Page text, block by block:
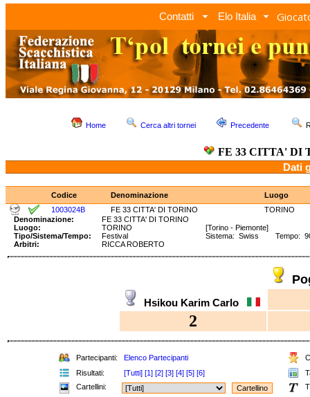
Contatti Elo Italia
Home Cerca altri tornei Precedente
FE 33 CITTA' DI
Dati
Codice Denominazione
Luogo
1003024B
FE 33 CITTA' DI TORINO
TORINO
Denominazione:
FE 33 CITTA' DI TORINO
Luogo:
TORINO
[Torino - Piemonte]
Tipo/Sistema/Tempo:
Festival
Sistema: Swiss Tempo:
Arbitri:
RICCA ROBERTO
Hsikou Karim Carlo
2
Partecipanti: Elenco Partecipanti
Risultati:
[Tutti] [1] [2] [3] [4] [5] [6]
Cartellini: